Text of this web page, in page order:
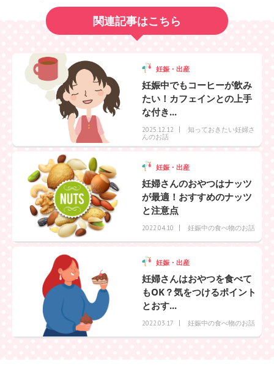
関連記事はこちら
妊娠・出産
妊娠中でもコーヒーが飲み
たい！カフェインとの上手
な付き...
2025.12.12
知っておきたい妊婦さ
んのお話
妊娠・出産
妊婦さんのおやつはナッツ
が最適！おすすめのナッツ
と注意点
2022.04.10 妊娠中の食べ物のお話
妊娠・出産
妊婦さんはおやつを食べて
もOK？気をつけるポイント
とおす...
2022.03.17 妊娠中の食べ物のお話